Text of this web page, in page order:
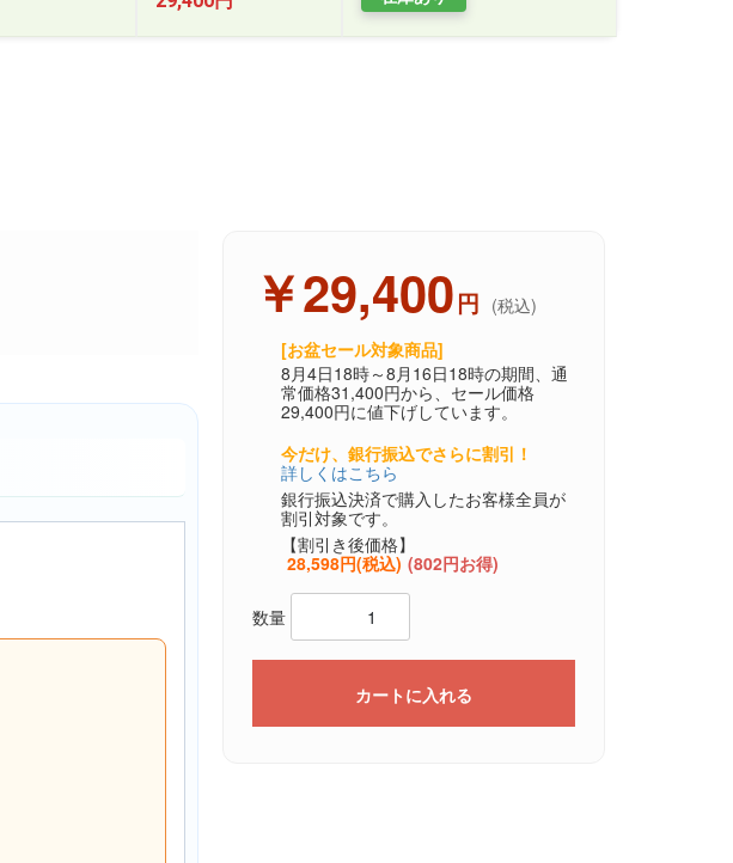
￥29,400円 (税込)
[お盆セール対象商品]
8月4日18時～8月16日18時の期間、通
常価格31,400円から、セール価格
29,400円に値下げしています。
今だけ、銀行振込でさらに割引！
詳しくはこちら
銀行振込決済で購入したお客様全員が
割引対象です。
【割引き後価格】
28,598円(税込) (802円お得)
数量
カートに入れる